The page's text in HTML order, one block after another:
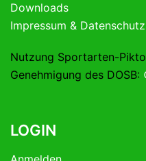
Downloads
Impressum & Datenschutz
Nutzung Sportarten-
Genehmigung des DOSB:
LOGIN